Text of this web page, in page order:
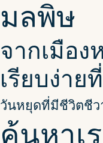
มลพิษ
จากเมือง
เรียบง่าย
วันหยุดที่มีชีวิตชีว
ค้นหาเ